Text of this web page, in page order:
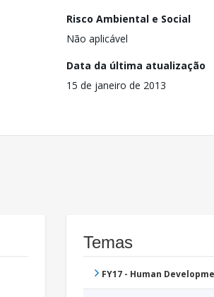
Risco Ambiental e Social
Não aplicável
Data da última atualização
15 de janeiro de 2013
Temas
FY17 - Human